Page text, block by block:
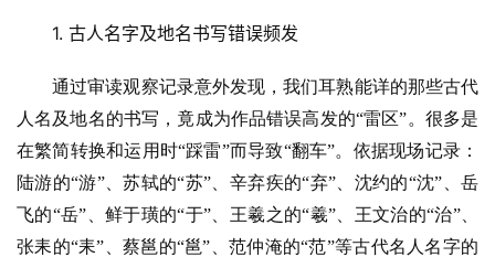
1. 古人名字及地名书写错误频发
通过审读观察记录意外发现，我们耳熟能详的那些古代
人名及地名的书写，竟成为作品错误高发的“雷区”。很多是
在繁简转换和运用时“踩雷”而导致“翻车”。依据现场记录：
陆游的“游”、苏轼的“苏”、辛弃疾的“弃”、沈约的“沈”、岳
飞的“岳”、鲜于璜的“于”、王羲之的“羲”、王文治的“治”、
张耒的“耒”、蔡邕的“邕”、范仲淹的“范”等古代名人名字的